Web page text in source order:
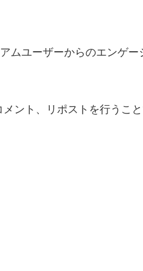
ムユーザーからのエンゲー
ント、リポストを行うこ